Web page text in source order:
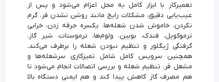
تعمیرکار با ابزار کامل به محل اعزام می‌شود و پس از
عیب‌یابی دقیق، مشکلات رایج مانند روشن نشدن فر، گرم
نکردن، خاموش شدن شعله‌ها، یکسره جرقه زدن، خرابی
ترموکوپل، فندک، بوبین، ولوم‌ها، ترموستات، شیر گاز،
گرفتگی ژیگلور و تنظیم نبودن شعله را برطرف می‌کند.
همچنین سرویس کامل شامل تمیزکاری سرشعله‌ها و
مشعل فر، تنظیم شعله و بررسی اتصالات انجام می‌شود تا
هم مصرف گاز کاهش پیدا کند و هم ایمنی دستگاه بالا